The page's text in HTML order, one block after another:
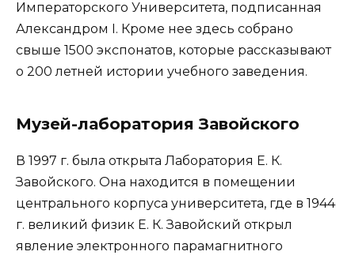
Императорского Университета, подписанная
Александром I. Кроме нее здесь собрано
свыше 1500 экспонатов, которые рассказывают
о 200 летней истории учебного заведения.
Музей-лаборатория Завойского
В 1997 г. была открыта Лаборатория Е. К.
Завойского. Она находится в помещении
центрального корпуса университета, где в 1944
г. великий физик Е. К. Завойский открыл
явление электронного парамагнитного